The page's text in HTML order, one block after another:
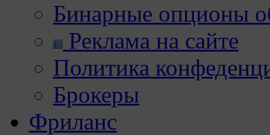
Бинарные опционы
Реклама на сайте
Политика
Брокеры
Фриланс